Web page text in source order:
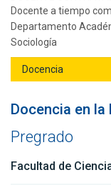
Docente a tiempo
Departamento
Sociología
Docencia en
Pregrado
Facultad de